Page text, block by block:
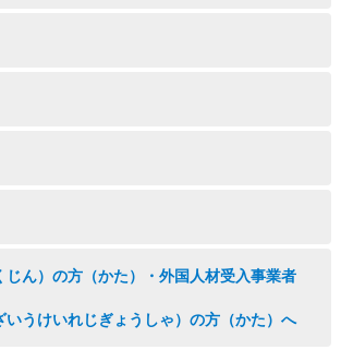
じん）の方（かた）・外国人材受入事業者
いうけいれじぎょうしゃ）の方（かた）へ